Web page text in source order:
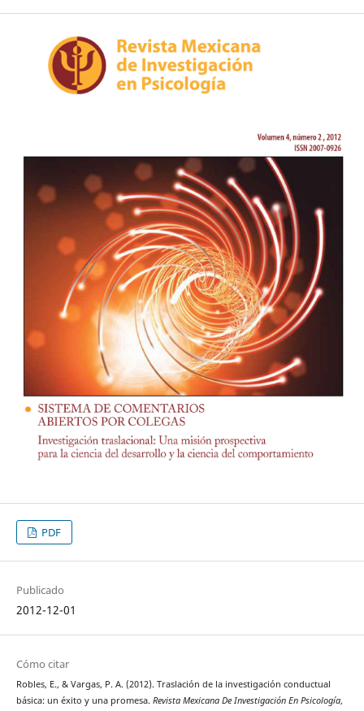
PDF
Publicado
2012-12-01
Cómo citar
Robles, E., & Vargas, P. A. (2012). Traslación de la investigación conductual
básica: un éxito y una promesa. Revista Mexicana De Investigación En Psicología,